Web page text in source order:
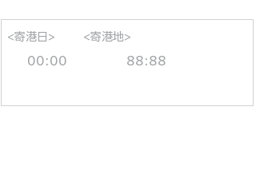
<寄港日>
00:00
<寄港地>
88:88